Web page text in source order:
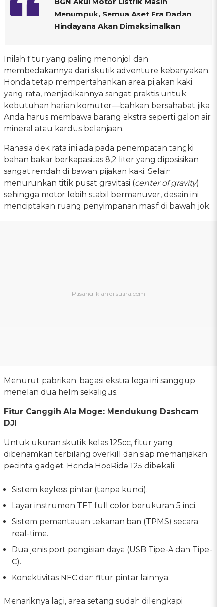
Menumpuk, Semua Aset Era Dadan
Hindayana Akan Dimaksimalkan
Inilah fitur yang paling menonjol dan
membedakannya dari skutik adventure kebanyakan.
Honda tetap mempertahankan area pijakan kaki
yang rata, menjadikannya sangat praktis untuk
kebutuhan harian komuter—bahkan bersahabat jika
Anda harus membawa barang ekstra seperti galon air
mineral atau kardus belanjaan.
Rahasia dek rata ini ada pada penempatan tangki
bahan bakar berkapasitas 8,2 liter yang diposisikan
sangat rendah di bawah pijakan kaki. Selain
menurunkan titik pusat gravitasi (center of gravity)
sehingga motor lebih stabil bermanuver, desain ini
menciptakan ruang penyimpanan masif di bawah jok.
Menurut pabrikan, bagasi ekstra lega ini sanggup
menelan dua helm sekaligus.
Fitur Canggih Ala Moge: Mendukung Dashcam
DJI
Untuk ukuran skutik kelas 125cc, fitur yang
dibenamkan terbilang overkill dan siap memanjakan
pecinta gadget. Honda HooRide 125 dibekali:
Sistem keyless pintar (tanpa kunci).
Layar instrumen TFT full color berukuran 5 inci.
Sistem pemantauan tekanan ban (TPMS) secara
real-time.
Dua jenis port pengisian daya (USB Tipe-A dan Tipe-
C).
Konektivitas NFC dan fitur pintar lainnya.
Menariknya lagi, area setang sudah dilengkapi